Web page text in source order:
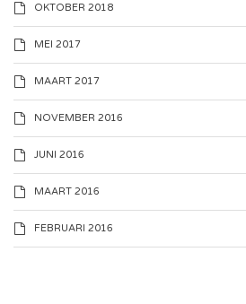
OKTOBER 2018
MEI 2017
MAART 2017
NOVEMBER 2016
JUNI 2016
MAART 2016
FEBRUARI 2016